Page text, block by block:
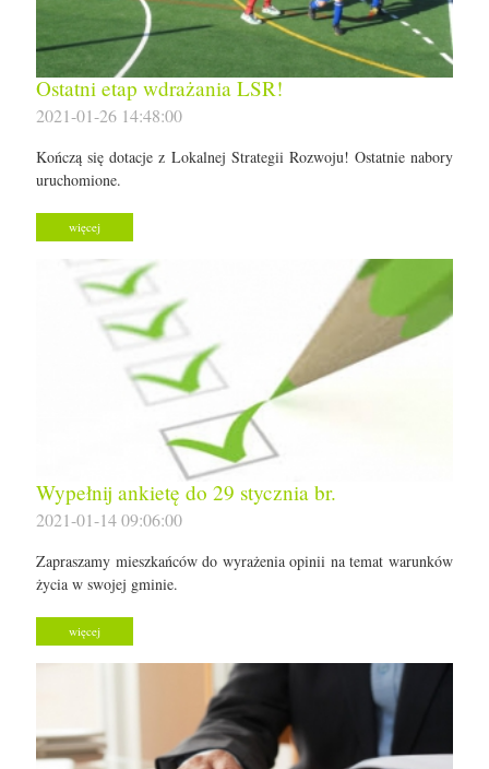
Ostatni etap wdrażania LSR!
2021-01-26 14:48:00
Kończą się dotacje z Lokalnej Strategii Rozwoju! Ostatnie nabory
uruchomione.
więcej
Wypełnij ankietę do 29 stycznia br.
2021-01-14 09:06:00
Zapraszamy mieszkańców do wyrażenia opinii na temat warunków
życia w swojej gminie.
więcej